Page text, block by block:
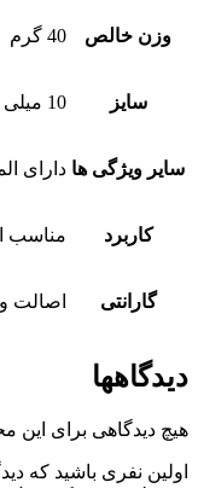
وزن خالص 40 گرم
سایز 10 میلی متر
سایر ویژگی ها دارای
کاربرد مناسب
گارانتی اصالت
دیدگاهها
هیچ دیدگاهی برای
اولین نفری باشید که